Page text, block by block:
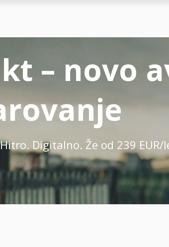
– novo
Digitalno. Že od 239 EUR/